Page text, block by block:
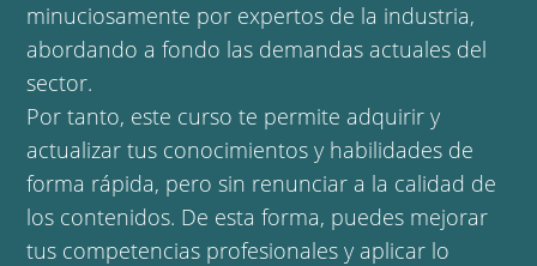
minuciosamente por expertos de la industria,
abordando a fondo las demandas actuales del
sector.
Por tanto, este curso te permite adquirir y
actualizar tus conocimientos y habilidades de
forma rápida, pero sin renunciar a la calidad de
los contenidos. De esta forma, puedes mejorar
tus competencias profesionales y aplicar lo